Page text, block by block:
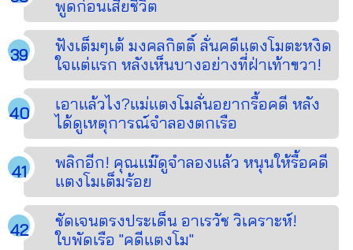
พูดก่อนเสียชีวิต
ฟังเต็มๆเต้ มงคลกิตติ์ ลั่นคดีแตงโมตะหงิด
ใจแต่แรก หลังเห็นบางอย่างที่ฝ่าเท้าขวา!
เอาแล้วไง?แม่แตงโมลั่นอยากรื้อคดี หลัง
ได้ดูเหตุการณ์จำลองตกเรือ
พลิกอีก! คุณแม๊ดูจำลองแล้ว หนุนให้รื้อคดี
แตงโมเต็มร้อย
ชัดเจนตรงประเด็น อาเรวัช วิเคราะห์!
ใบพัดเรือ "คดีแตงโม"